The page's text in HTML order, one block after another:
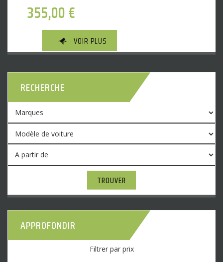
355,00€
VOIR PLUS
RECHERCHE
TROUVER
APPROFONDIR
Filtrer par prix